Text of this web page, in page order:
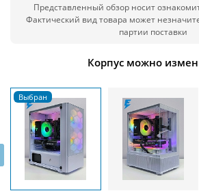
Представленный обзор носит
Фактический вид товара может
партии поставки
Корпус можно